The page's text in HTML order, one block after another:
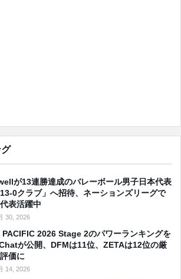
が13連勝達成のバレーボール男子日本代表
0クラブ」へ招待、ネーションズリーグで
表活躍中
30, 2026
PACIFIC 2026 Stage 2のパワーランキングを
が公開、DFMは11位、ZETAは12位の厳
価に
14, 2026